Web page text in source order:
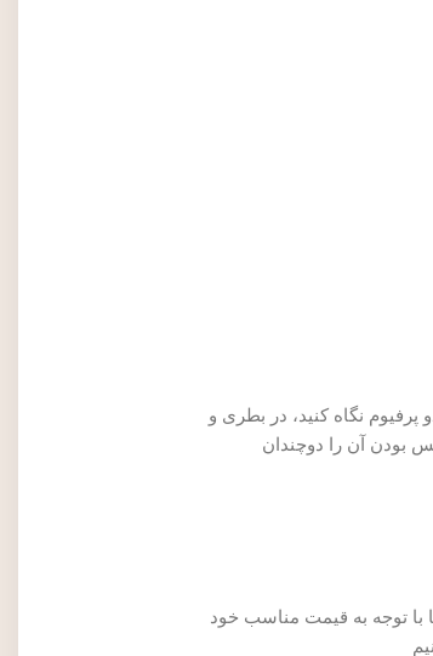
نگاه کنید، در بطری و
بودن آن را دوچندان
با توجه به قیمت مناسب خود